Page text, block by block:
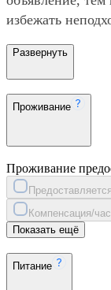
избежать
Развернуть
Проживание
Проживание
Предоставляется
Компенсация/
Показать ещё
Питание